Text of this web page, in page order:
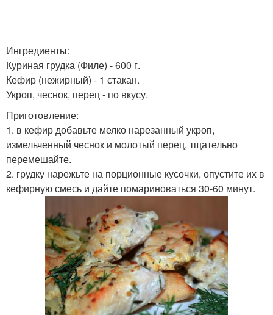
Ингредиенты:
Куриная грудка (Филе) - 600 г.
Кефир (нежирный) - 1 стакан.
Укроп, чеснок, перец - по вкусу.
Приготовление:
1. в кефир добавьте мелко нарезанный укроп,
измельченный чеснок и молотый перец, тщательно
перемешайте.
2. грудку нарежьте на порционные кусочки, опустите их в
кефирную смесь и дайте помариноваться 30-60 минут.